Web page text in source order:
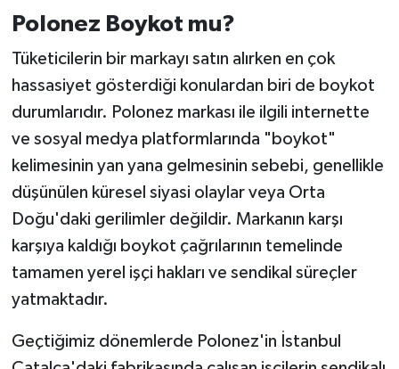
Polonez Boykot mu?
Tüketicilerin bir markayı satın alırken en çok
hassasiyet gösterdiği konulardan biri de boykot
durumlarıdır. Polonez markası ile ilgili internette
ve sosyal medya platformlarında "boykot"
kelimesinin yan yana gelmesinin sebebi, genellikle
düşünülen küresel siyasi olaylar veya Orta
Doğu'daki gerilimler değildir. Markanın karşı
karşıya kaldığı boykot çağrılarının temelinde
tamamen yerel işçi hakları ve sendikal süreçler
yatmaktadır.
Geçtiğimiz dönemlerde Polonez'in İstanbul